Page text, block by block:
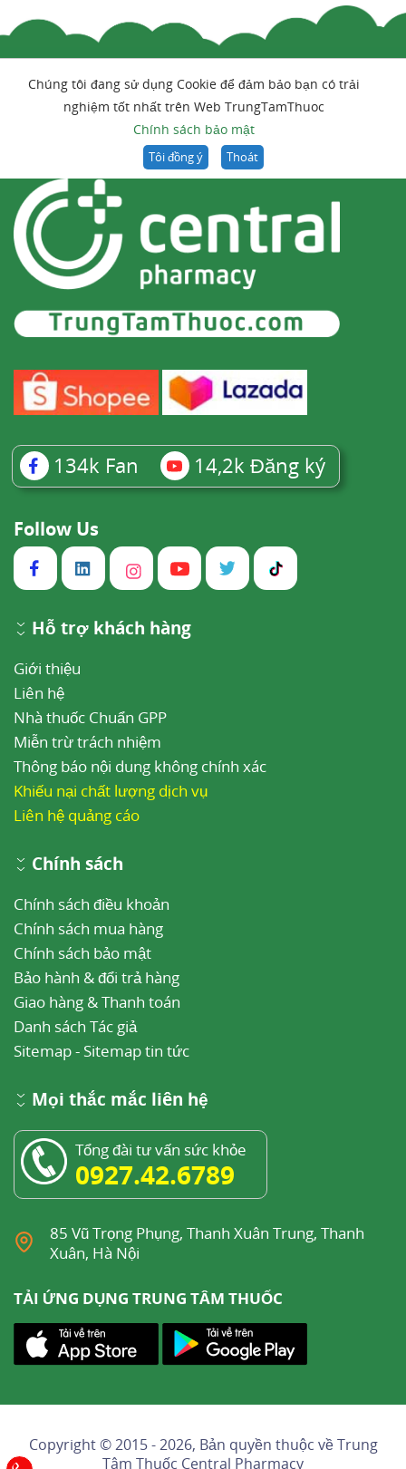
Chúng tôi đang sử dụng Cookie để đảm bảo bạn có trải
nghiệm tốt nhất trên Web TrungTamThuoc
Chính sách bảo mật
Tôi đồng ý Thoát
134k Fan 14,2k Đăng ký
Follow Us
Hỗ trợ khách hàng
Giới thiệu
Liên hệ
Nhà thuốc Chuẩn GPP
Miễn trừ trách nhiệm
Thông báo nội dung không chính xác
Khiếu nại chất lượng dịch vụ
Liên hệ quảng cáo
Chính sách
Chính sách điều khoản
Chính sách mua hàng
Chính sách bảo mật
Bảo hành & đổi trả hàng
Giao hàng & Thanh toán
Danh sách Tác giả
Sitemap- Sitemap tin tức
Mọi thắc mắc liên hệ
Tổng đài tư vấn sức khỏe
0927.42.6789
85 Vũ Trọng Phụng, Thanh Xuân Trung, Thanh
Xuân, Hà Nội
TẢI ỨNG DỤNG TRUNG TÂM THUỐC
Copyright © 2015 - 2026, Bản quyền thuộc vềTrung
Tâm Thuốc Central Pharmacy